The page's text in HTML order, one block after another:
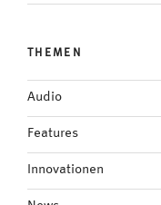
THEMEN
Audio
Features
Innovationen